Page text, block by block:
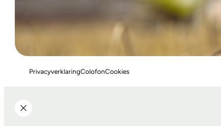
PrivacyverklaringColofonCookies